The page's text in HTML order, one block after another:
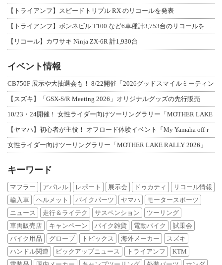
【トライアンフ】スピードトリプル RX のリコールを発表
【リコール】カワサキ Ninja ZX-6R 計1,930台
イベント情報
CB750F 展示や大抽選会も！ 8/22開催「2026グッドスマイルミーティン
【スズキ】「GSX-S/R Meeting 2026」オリジナルグッズの先行販売
10/23・24開催！ 女性ライダー向けツーリングラリー「MOTHER LAKE
【ヤマハ】初心者が主役！ オフロード体験イベント「My Yamaha off-r
女性ライダー向けツーリングラリー「MOTHER LAKE RALLY 2026」
キーワード
マフラー アパレル レポート 展示会 ドゥカティ
リコール情報
輸入車
ヘルメット バイクパーツ ヤマハ
モータースポーツ
ニュース
走行＆ライテク サスペンション
ツーリング
車両販売店
キャンペーン バイク雑貨 電動バイク
試乗会
バイク用品
グローブ トピックス 海外メーカー
スズキ
ハンドル関連
ピックアップニュース トライアンフ
KTM